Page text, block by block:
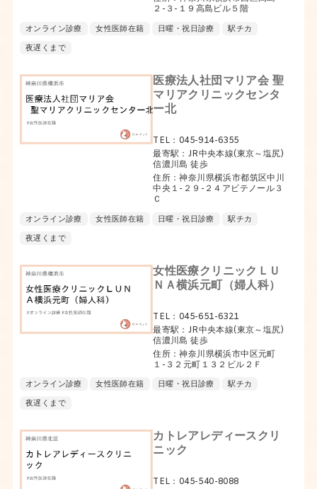
２-３-１９高島ビル５階
オンライン診療 女性医師在籍 日曜・祝日診療
駅チカ
夜遅くまで
医療法人社団マリア会 聖
マリアクリニックセンタ
ー北
TEL：045-914-6355
最寄駅：JR中央本線(東京～塩尻)
信濃川島 徒歩
住所：神奈川県横浜市都筑区中川
中央１-２９-２４アビテノール３
Ｃ
オンライン診療 女性医師在籍 日曜・祝日診療
駅チカ
夜遅くまで
女性医療クリニックＬＵ
ＮＡ横浜元町（婦人科）
TEL：045-651-6321
最寄駅：JR中央本線(東京～塩尻)
信濃川島 徒歩
住所：神奈川県横浜市中区元町
１-３２元町１３２ビル２Ｆ
オンライン診療 女性医師在籍 日曜・祝日診療
駅チカ
夜遅くまで
カトレアレディースクリ
ニック
TEL：045-540-8088